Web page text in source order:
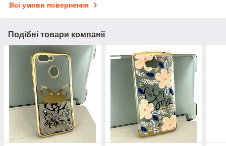
Всі умови повернення
Подібні товари компанії